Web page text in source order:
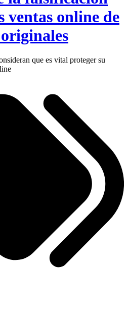
ventas online de
que es vital proteger su